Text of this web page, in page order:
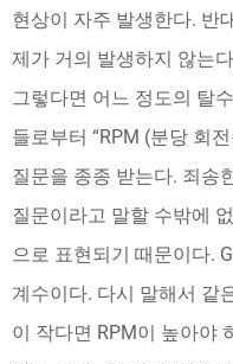
현상이 자주 발생한다. 반
제가 거의 발생하지 않는
그렇다면 어느 정도의 탈
들로부터 “RPM (분당 회
질문을 종종 받는다. 죄송
질문이라고 말할 수밖에
으로 표현되기 때문이다.
계수이다. 다시 말해서 같
이 작다면 RPM이 높아야